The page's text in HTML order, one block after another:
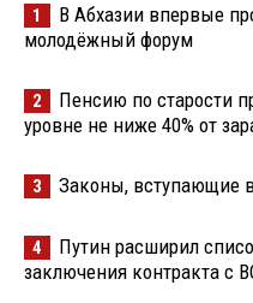
1
В Абхазии впервые
молодёжный форум
2
Пенсию по старости
уровне не ниже 40% от
3 Законы, вступающие в
4
Путин расширил
заключения контракта с